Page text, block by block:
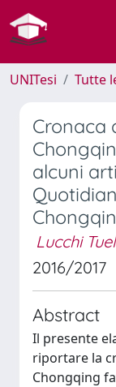
UNITesi Tutte
Cronaca
alcuni
Lucchi
2016/2017
Abstract
Il presente
riportare la
Chongqing